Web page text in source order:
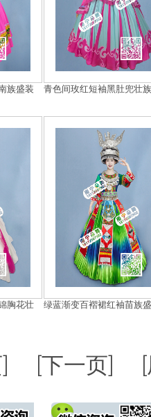
族盛装 青色间玫红短袖黑肚兜壮
胸花壮 绿蓝渐变百褶裙红袖苗族
[下一页]